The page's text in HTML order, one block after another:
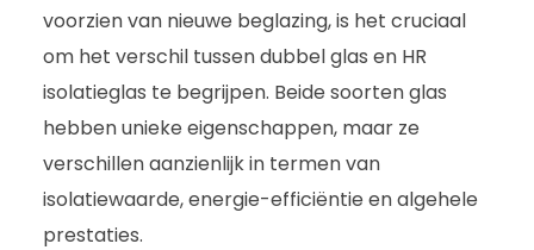
voorzien van nieuwe beglazing, is het cruciaal
om het verschil tussen dubbel glas en HR
isolatieglas te begrijpen. Beide soorten glas
hebben unieke eigenschappen, maar ze
verschillen aanzienlijk in termen van
isolatiewaarde, energie-efficiëntie en algehele
prestaties.